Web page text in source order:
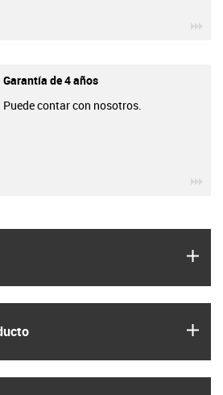
Garantía de 4 años
Puede contar con nosotros.